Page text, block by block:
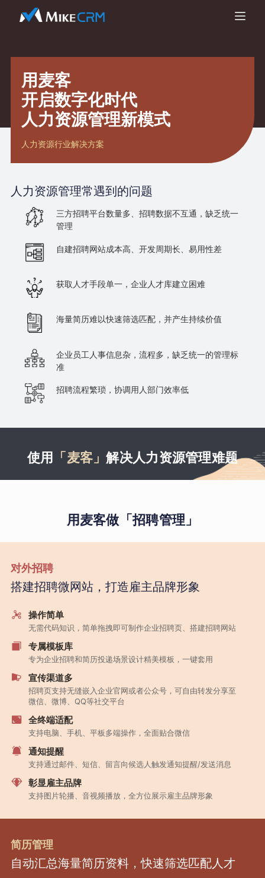
用麦客
开启数字化时代
人力资源管理新模式
人力资源行业解决方案
人力资源管理常遇到的问题
三方招聘平台数量多、招聘数据不互通，缺乏统一
管理
自建招聘网站成本高、开发周期长、易用性差
获取人才手段单一，企业人才库建立困难
海量简历难以快速筛选匹配，并产生持续价值
企业员工人事信息杂，流程多，缺乏统一的管理标
准
招聘流程繁琐，协调用人部门效率低
使用 「麦客」解决人力资源管理难题
用麦客做「招聘管理」
对外招聘
搭建招聘微网站，打造雇主品牌形象
操作简单
无需代码知识，简单拖拽即可制作企业招聘页、搭建招聘网站
专属模板库
专为企业招聘和简历投递场景设计精美模板，一键套用
宣传渠道多
招聘页支持无缝嵌入企业官网或者公众号，可自由转发分享至
微信、微博、QQ等社交平台
全终端适配
支持电脑、手机、平板多端操作，全面贴合微信
通知提醒
支持通过邮件、短信、留言向候选人触发通知提醒/发送消息
彰显雇主品牌
支持图片轮播、音视频播放，全方位展示雇主品牌形象
简历管理
自动汇总海量简历资料，快速筛选匹配人才